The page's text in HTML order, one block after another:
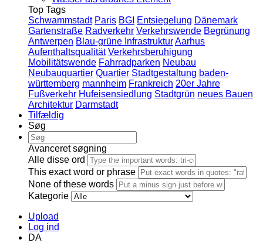
Top Tags
Schwammstadt Paris BGI Entsiegelung Dänemark
Gartenstraße Radverkehr Verkehrswende Begrünung
Antwerpen Blau-grüne InfrastrukturAarhus
Aufenthaltsqualität Verkehrsberuhigung
Mobilitätswende Fahrradparken Neubau
Neubauquartier Quartier Stadtgestaltung baden-
württemberg mannheim Frankreich 20er Jahre
Fußverkehr Hufeisensiedlung Stadtgrün neues Bauen
Architektur Darmstadt
Tilfældig
Søg
Avanceret søgning
Alle disse ord
This exact word or phrase
None of these words
Kategorie
Upload
Log ind
DA